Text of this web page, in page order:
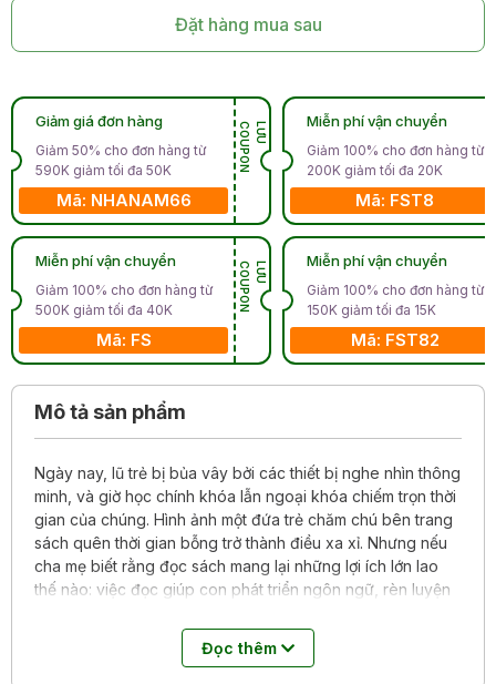
Đặt hàng mua sau
Giảm giá đơn hàng
Giảm 50% cho đơn hàng từ
590K giảm tối đa 50K
Mã: NHANAM66
L
Ư
U
C
O
U
P
O
N
Miễn phí vận chuyển
Giảm 100% cho đơn hàng từ
500K giảm tối đa 40K
Mã: FS
L
Ư
U
C
O
U
P
O
N
Miễn phí vận chuyển
Giảm 100% cho đơn hàng từ
200K giảm tối đa 20K
Mã: FST8
Miễn phí vận chuyển
Giảm 100% cho đơn hàng từ
150K giảm tối đa 15K
Mã: FST82
Mô tả sản phẩm
Ngày nay, lũ trẻ bị bủa vây bởi các thiết bị nghe nhìn thông
minh, và giờ học chính khóa lẫn ngoại khóa chiếm trọn thời
gian của chúng. Hình ảnh một đứa trẻ chăm chú bên trang
sách quên thời gian bỗng trở thành điều xa xỉ. Nhưng nếu
cha mẹ biết rằng đọc sách mang lại những lợi ích lớn lao
thế nào: việc đọc giúp con phát triển ngôn ngữ, rèn luyện
bồi dưỡng lòng thấu cảm…
Đọc thêm